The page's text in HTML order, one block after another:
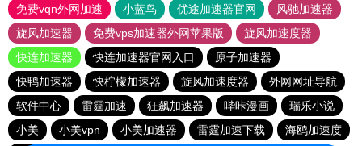
免费vqn外网加速
小蓝鸟 优途加速器官网
风驰加速器
旋风加速器
免费vps加速器外网苹果版
旋风加速度器
快连加速器
快连加速器官网入口
原子加速器
快鸭加速器
快柠檬加速器 旋风加速度器
外网网址导航
软件中心
雷霆加速 狂飙加速器 哔咔漫画
瑞乐小说
小美
小美vpn 小美加速器 雷霆加速下载 海鸥加速度